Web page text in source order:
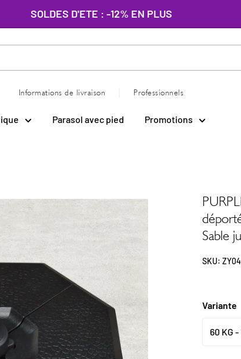
SOLDES D'ETE : -12% EN PLUS
Informations de livraison Professionnels
Parasol avec pied Promotions
Sable
SKU:
Variante